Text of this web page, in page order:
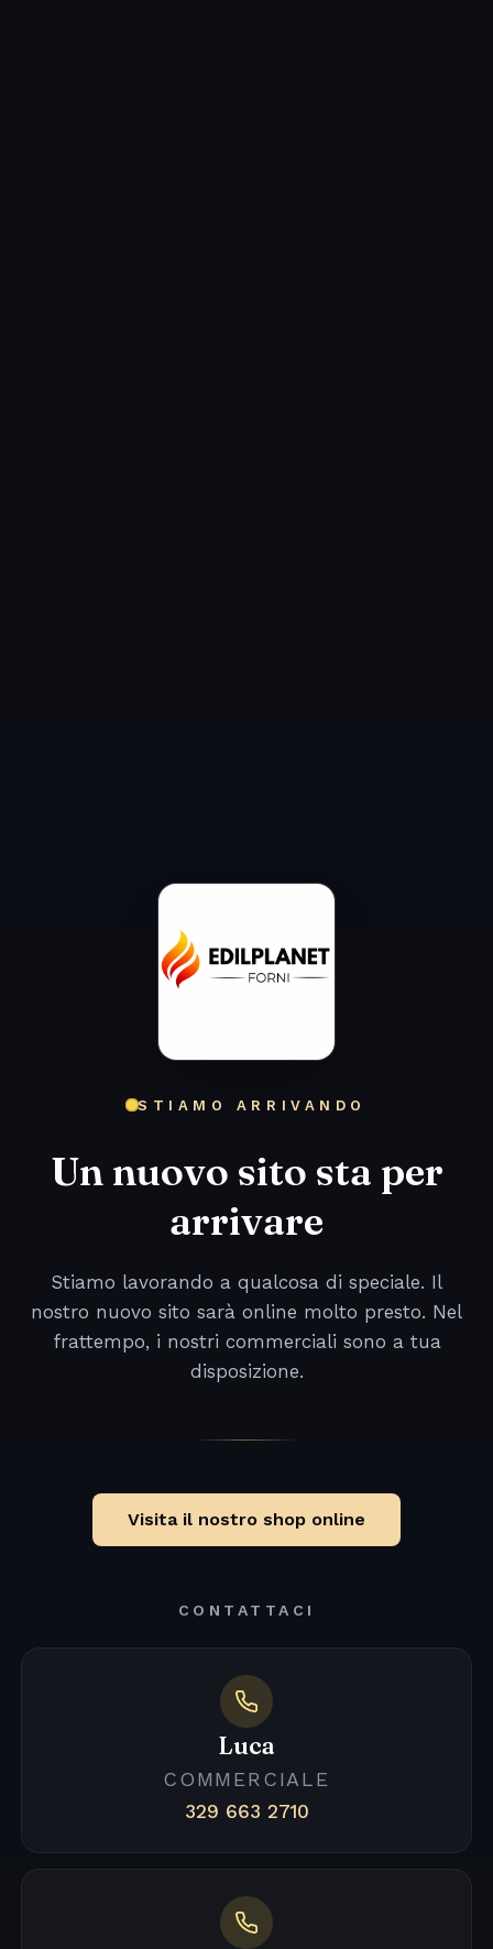
STIAMO ARRIVANDO
Un nuovo sito sta per
arrivare
Stiamo lavorando a qualcosa di speciale. Il
nostro nuovo sito sarà online molto presto. Nel
frattempo, i nostri commerciali sono a tua
disposizione.
Visita il nostro shop online
CONTATTACI
Luca
COMMERCIALE
329 663 2710